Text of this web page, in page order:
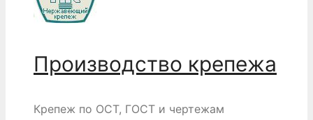
Производство крепежа
Крепеж по ОСТ, ГОСТ и чертежам